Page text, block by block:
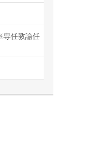
直雇用チャンスあ
専任教諭任